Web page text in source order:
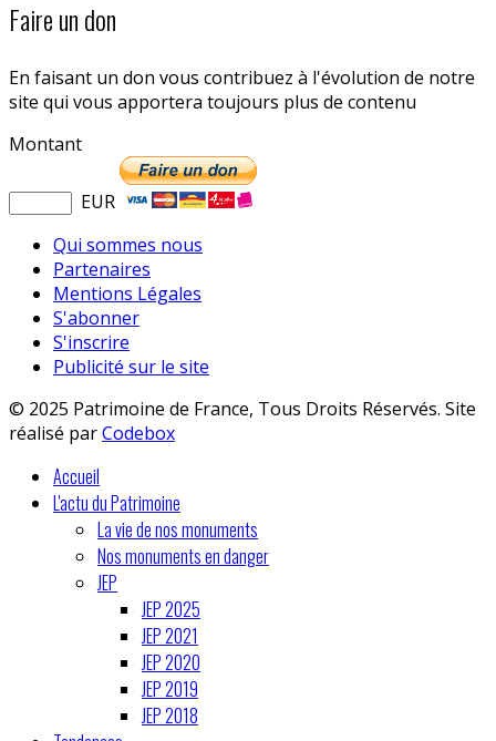
Faire un don
En faisant un don vous contribuez à l'évolution de notre
site qui vous apportera toujours plus de contenu
Montant
EUR
Qui sommes nous
Partenaires
Mentions Légales
S'abonner
S'inscrire
Publicité sur le site
© 2025 Patrimoine de France, Tous Droits Réservés. Site
réalisé parCodebox
Accueil
L'actu du Patrimoine
La vie de nos monuments
Nos monuments en danger
JEP
JEP 2025
JEP 2021
JEP 2020
JEP 2019
JEP 2018